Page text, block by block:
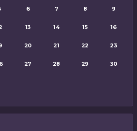
6 7 8 9
13 14 15 16
20 21 22 23
27 28 29 30